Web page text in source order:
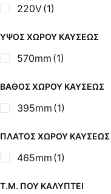
Ψησταριές
220V(1)
ΎΨΟΣ ΧΏΡΟΥ ΚΑΎΣΕΩΣ
570mm (1)
ΒΆΘΟΣ ΧΏΡΟΥ ΚΑΎΣΕΩΣ
395mm (1)
ΠΛΆΤΟΣ ΧΏΡΟΥ ΚΑΎΣΕΩΣ
465mm (1)
Τ.Μ. ΠΟΥ ΚΑΛΎΠΤΕΙ